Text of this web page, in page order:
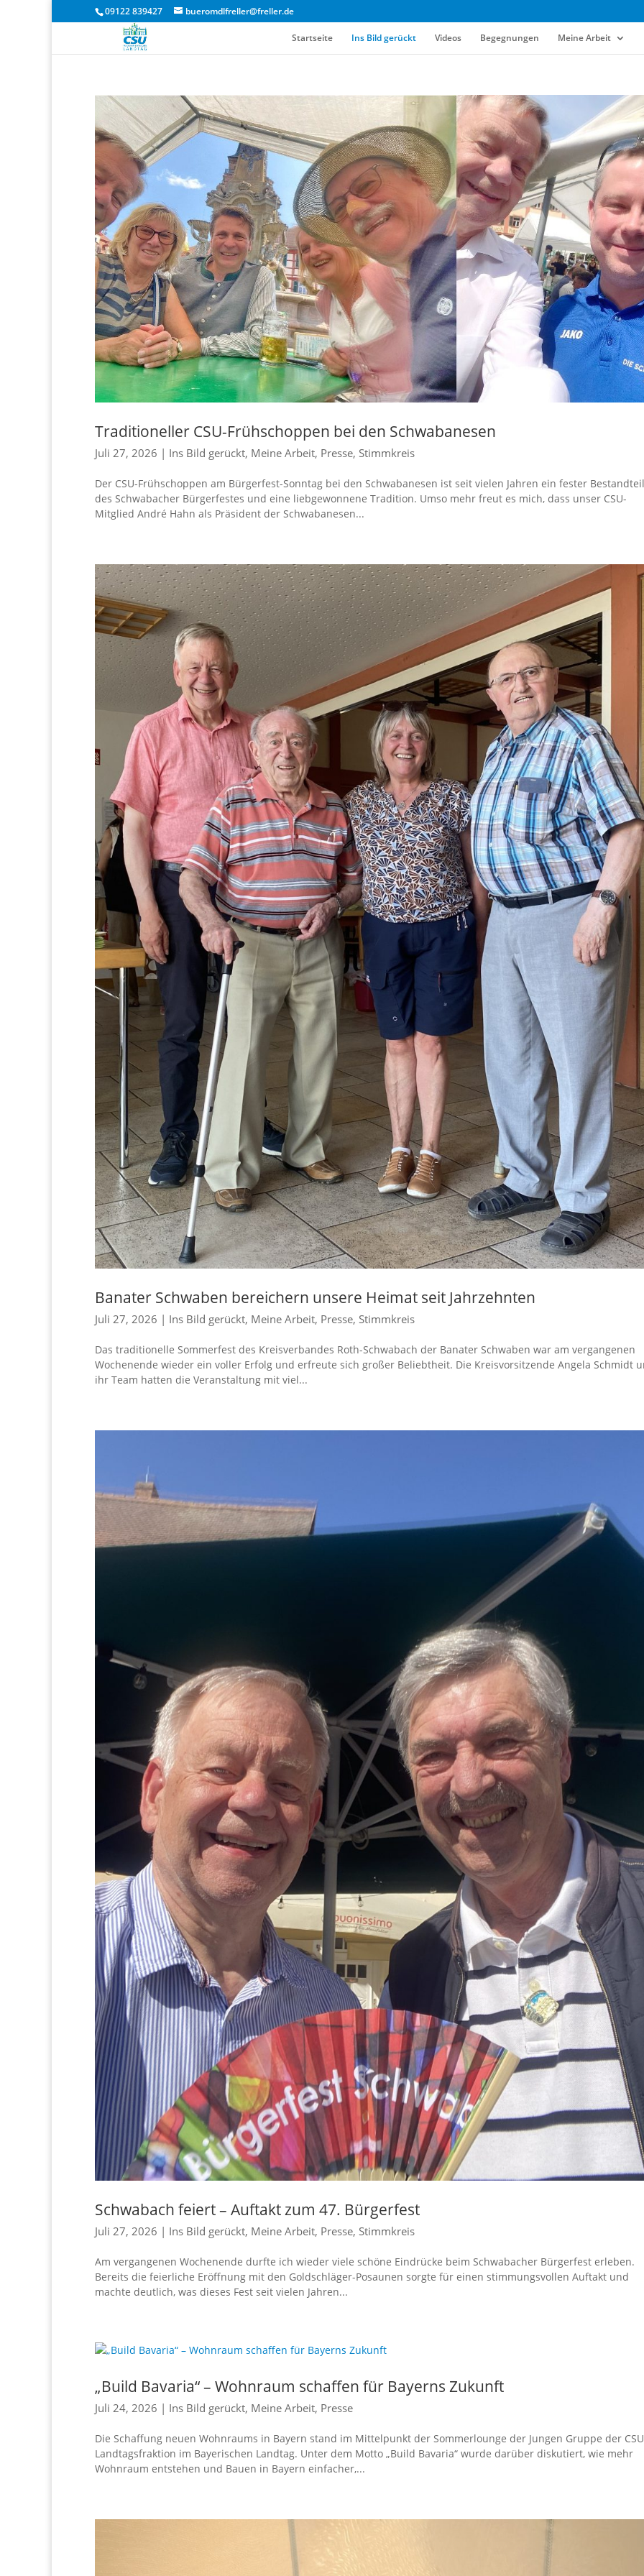
09122 839427 bueromdlfreller@freller.de
Startseite Ins Bild gerückt Videos Begegnungen Meine Arbeit
Traditioneller CSU-Frühschoppen bei den Schwabanesen
Juli 27, 2026 | Ins Bild gerückt, Meine Arbeit, Presse, Stimmkreis
Der CSU-Frühschoppen am Bürgerfest-Sonntag bei den Schwabanesen ist seit vielen Jahren ein fester Bestandteil
des Schwabacher Bürgerfestes und eine liebgewonnene Tradition. Umso mehr freut es mich, dass unser CSU-
Mitglied André Hahn als Präsident der Schwabanesen...
Banater Schwaben bereichern unsere Heimat seit Jahrzehnten
Juli 27, 2026 | Ins Bild gerückt, Meine Arbeit, Presse, Stimmkreis
Das traditionelle Sommerfest des Kreisverbandes Roth-Schwabach der Banater Schwaben war am vergangenen
Wochenende wieder ein voller Erfolg und erfreute sich großer Beliebtheit. Die Kreisvorsitzende Angela Schmidt
ihr Team hatten die Veranstaltung mit viel...
Schwabach feiert – Auftakt zum 47. Bürgerfest
Juli 27, 2026 | Ins Bild gerückt, Meine Arbeit, Presse, Stimmkreis
Am vergangenen Wochenende durfte ich wieder viele schöne Eindrücke beim Schwabacher Bürgerfest erleben.
Bereits die feierliche Eröffnung mit den Goldschläger-Posaunen sorgte für einen stimmungsvollen Auftakt und
machte deutlich, was dieses Fest seit vielen Jahren...
„Build Bavaria“ – Wohnraum schaffen für Bayerns Zukunft
Juli 24, 2026 | Ins Bild gerückt, Meine Arbeit, Presse
Die Schaffung neuen Wohnraums in Bayern stand im Mittelpunkt der Sommerlounge der Jungen Gruppe der
Landtagsfraktion im Bayerischen Landtag. Unter dem Motto „Build Bavaria“ wurde darüber diskutiert, wie mehr
Wohnraum entstehen und Bauen in Bayern einfacher,...